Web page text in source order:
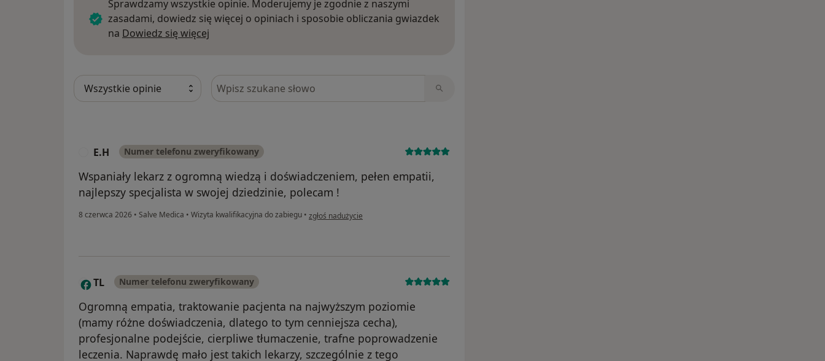
Sprawdzamy wszystkie opinie. Moderujemy je zgodnie z naszymi
zasadami, dowiedz się więcej o opiniach i sposobie obliczania gwiazdek
na Dowiedz się więcej
Szukaj w opiniach
E.H Numer telefonu zweryfikowany
Wspaniały lekarz z ogromną wiedzą i doświadczeniem, pełen empatii,
najlepszy specjalista w swojej dziedzinie, polecam !
8 czerwca 2026 • Salve Medica • Wizyta kwalifikacyjna do zabiegu • w opinii użytkownika E.H
zgłoś nadużycie
T TL Numer telefonu zweryfikowany
Ogromną empatia, traktowanie pacjenta na najwyższym poziomie
(mamy różne doświadczenia, dlatego to tym cenniejsza cecha),
profesjonalne podejście, cierpliwe tłumaczenie, trafne poprowadzenie
leczenia. Naprawdę mało jest takich lekarzy, szczególnie z tego